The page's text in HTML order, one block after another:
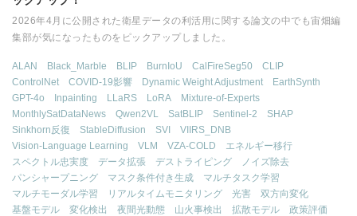
2026年4月に公開された衛星データの利活用に関する論文の中でも宙畑編
集部が気になったものをピックアップしました。
ALAN Black_Marble BLIP BurnIoU CalFireSeg50
CLIP
ControlNet
COVID-19影響 Dynamic Weight Adjustment
EarthSynth
GPT-4o
Inpainting LLaRS LoRA
Mixture-of-Experts
MonthlySatDataNews
Qwen2VL SatBLIP Sentinel-2
SHAP
Sinkhorn反復
StableDiffusion SVI
VIIRS_DNB
Vision-Language Learning
VLM VZA-COLD
エネルギー移行
スペクトル忠実度
データ拡張 デストライピング
ノイズ除去
パンシャープニング
マスク条件付き生成
マルチタスク学習
マルチモーダル学習
リアルタイムモニタリング 光害
双方向変化
基盤モデル
変化検出 夜間光動態 山火事検出 拡散モデル
政策評価